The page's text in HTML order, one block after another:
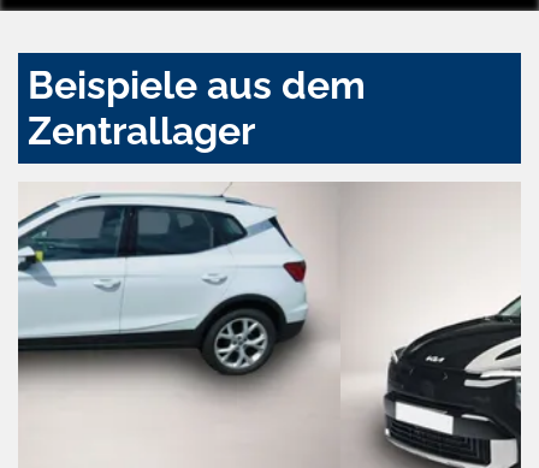
Beispiele aus dem
Zentrallager